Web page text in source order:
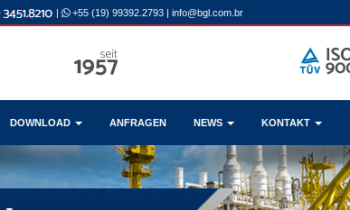
| +55 (19) 99392.2793 | info@bgl.com.br
DOWNLOAD ANFRAGEN NEWS KONTAKT